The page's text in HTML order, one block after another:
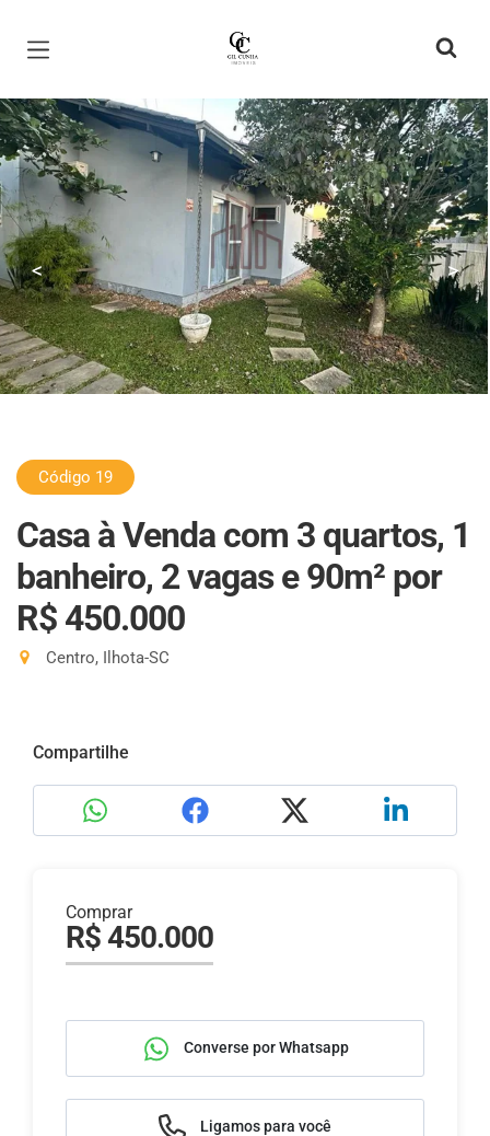
Página inicial
< >
Código 19
Casa à Venda com 3 quartos, 1
banheiro, 2 vagas e 90m² por
R$ 450.000
Centro, Ilhota-SC
Compartilhe
Comprar
R$ 450.000
Converse por Whatsapp
Ligamos para você